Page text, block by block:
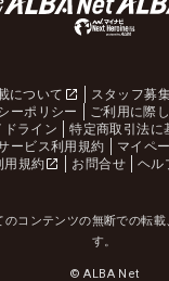
について スタッフ募
ーポリシー
ご利用に際
ドライン
特定商取引法に
ービス利用規約
マイペ
用規約
お問合せ ヘル
コンテンツの無断での転
す。
© ALBA Net